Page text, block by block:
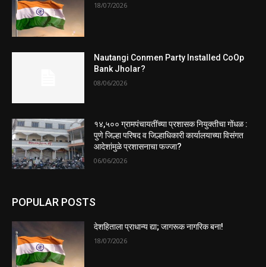
18/07/2026
Nautangi Conmen Party Installed CoOp
Bank Jholar?
08/06/2026
१४,५०० ग्रामपंचायतींच्या प्रशासक नियुक्तीचा गोंधळ :
पुणे जिल्हा परिषद व जिल्हाधिकारी कार्यालयाच्या विसंगत
आदेशांमुळे प्रशासनाचा फज्जा?
06/06/2026
POPULAR POSTS
देशहिताला प्राधान्य द्या; जागरूक नागरिक बना!
18/07/2026